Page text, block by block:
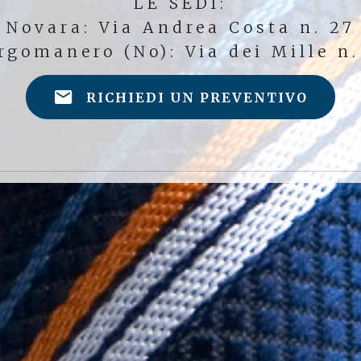
Novara: Via Andrea Costa n. 27
(No): Via dei Mille n.
RICHIEDI UN PREVENTIVO